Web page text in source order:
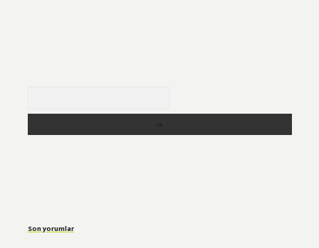
Son yorumlar